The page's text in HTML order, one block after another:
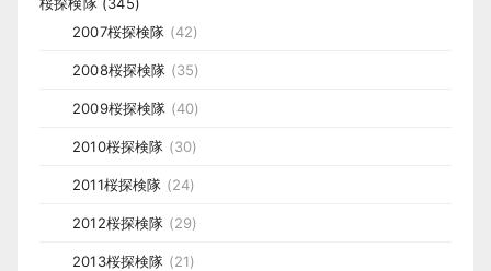
2007桜探検隊 (42)
2008桜探検隊 (35)
2009桜探検隊 (40)
2010桜探検隊 (30)
2011桜探検隊 (24)
2012桜探検隊 (29)
2013桜探検隊 (21)